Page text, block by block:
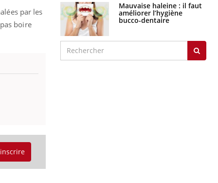
par les
boire
graves
Maladie de Charcot
amyotrophique)